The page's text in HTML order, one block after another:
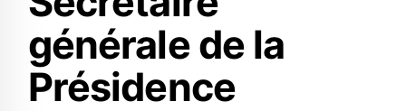
générale de la
Présidence